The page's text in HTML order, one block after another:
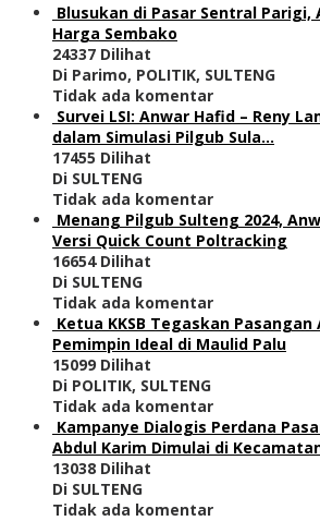
Blusukan di Pasar Sentral Parigi,
Harga Sembako
24337 Dilihat
Di Parimo, POLITIK, SULTENG
Tidak ada komentar
Survei LSI: Anwar Hafid – Reny
dalam Simulasi Pilgub Sula…
17455 Dilihat
Di SULTENG
Tidak ada komentar
Menang Pilgub Sulteng 2024,
Versi Quick Count Poltracking
16654 Dilihat
Di SULTENG
Tidak ada komentar
Ketua KKSB Tegaskan
Pemimpin Ideal di Maulid Palu
15099 Dilihat
Di POLITIK, SULTENG
Tidak ada komentar
Kampanye Dialogis Perdana
Abdul Karim Dimulai di
13038 Dilihat
Di SULTENG
Tidak ada komentar